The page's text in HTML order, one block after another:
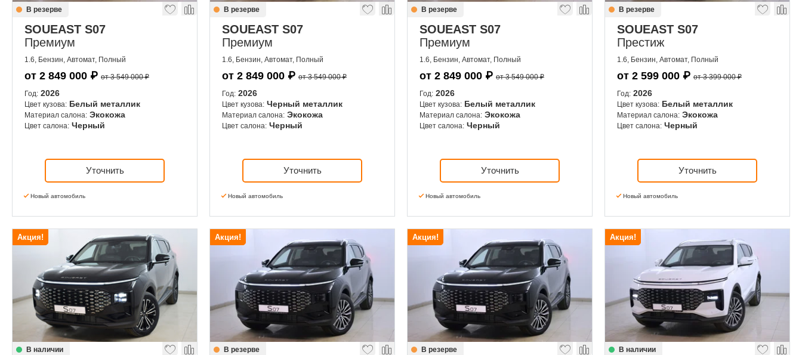
В резерве
SOUEAST S07
Премиум
1.6, Бензин, Автомат, Полный
от 2 849 000 ₽ от 3 549 000 ₽
Год: 2026
Цвет кузова: Белый металлик
Материал салона: Экокожа
Цвет салона: Черный
Уточнить
Новый автомобиль
В резерве
SOUEAST S07
Премиум
1.6, Бензин, Автомат, Полный
от 2 849 000 ₽ от 3 549 000 ₽
Год: 2026
Цвет кузова: Черный металлик
Материал салона: Экокожа
Цвет салона: Черный
Уточнить
Новый автомобиль
В резерве
SOUEAST S07
Премиум
1.6, Бензин, Автомат, Полный
от 2 849 000 ₽ от 3 549 000 ₽
Год: 2026
Цвет кузова: Белый металлик
Материал салона: Экокожа
Цвет салона: Черный
Уточнить
Новый автомобиль
В резерве
SOUEAST S07
Престиж
1.6, Бензин, Автомат, Полный
от 2 599 000 ₽ от 3 399 000 ₽
Год: 2026
Цвет кузова: Белый металлик
Материал салона: Экокожа
Цвет салона: Черный
Уточнить
Новый автомобиль
Акция!
В наличии
Акция!
В резерве
Акция!
В резерве
Акция!
В наличии